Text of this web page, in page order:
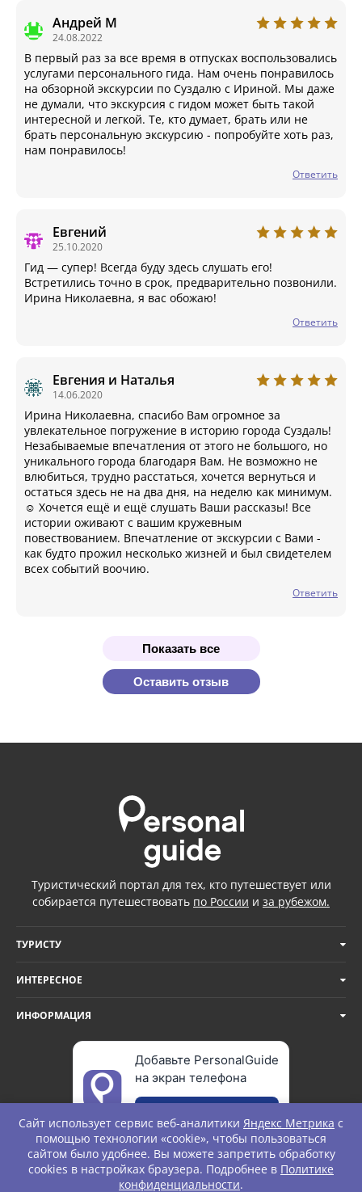
Андрей М
24.08.2022
В первый раз за все время в отпусках воспользовались
услугами персонального гида. Нам очень понравилось
на обзорной экскурсии по Суздалю с Ириной. Мы даже
не думали, что экскурсия с гидом может быть такой
интересной и легкой. Те, кто думает, брать или не
брать персональную экскурсию - попробуйте хоть раз,
нам понравилось!
Ответить
Евгений
25.10.2020
Гид — супер! Всегда буду здесь слушать его!
Встретились точно в срок, предварительно позвонили.
Ирина Николаевна, я вас обожаю!
Ответить
Евгения и Наталья
14.06.2020
Ирина Николаевна, спасибо Вам огромное за
увлекательное погружение в историю города Суздаль!
Незабываемые впечатления от этого не большого, но
уникального города благодаря Вам. Не возможно не
влюбиться, трудно расстаться, хочется вернуться и
остаться здесь не на два дня, на неделю как минимум.
☺️ Хочется ещё и ещё слушать Ваши рассказы! Все
истории оживают с вашим кружевным
повествованием. Впечатление от экскурсии с Вами -
как будто прожил несколько жизней и был свидетелем
всех событий воочию.
Ответить
Показать все
Оставить отзыв
Туристический портал для тех, кто путешествует или
собирается путешествовать по России и за рубежом.
ТУРИСТУ
ИНТЕРЕСНОЕ
ИНФОРМАЦИЯ
Добавьте PersonalGuide
на экран телефона
© Personal Guide. All rights Reserved.
Сайт использует сервис веб-аналитики Яндекс Метрика с
помощью технологии «cookie», чтобы пользоваться
сайтом было удобнее. Вы можете запретить обработку
cookies в настройках браузера. Подробнее в Политике
конфиденциальности.